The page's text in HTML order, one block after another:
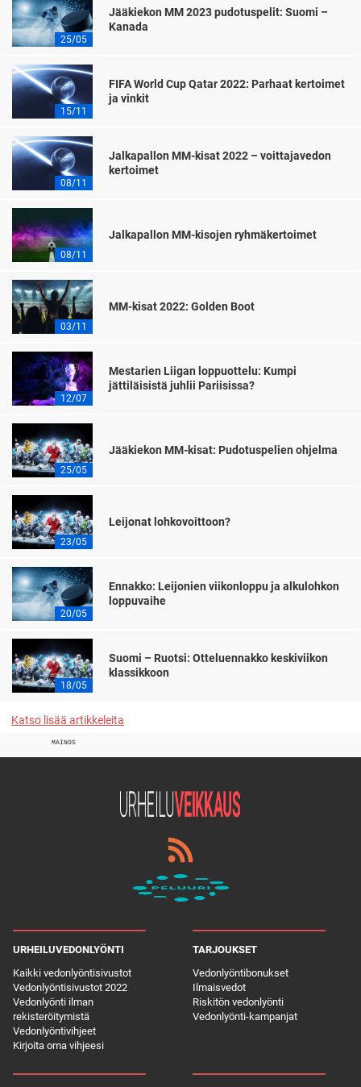
25/05
Jääkiekon MM 2023 pudotuspelit: Suomi –
Kanada
15/11
FIFA World Cup Qatar 2022: Parhaat kertoimet
ja vinkit
08/11
Jalkapallon MM-kisat 2022 – voittajavedon
kertoimet
08/11
Jalkapallon MM-kisojen ryhmäkertoimet
03/11
MM-kisat 2022: Golden Boot
12/07
Mestarien Liigan loppuottelu: Kumpi
jättiläisistä juhlii Pariisissa?
25/05
Jääkiekon MM-kisat: Pudotuspelien ohjelma
23/05
Leijonat lohkovoittoon?
20/05
Ennakko: Leijonien viikonloppu ja alkulohkon
loppuvaihe
18/05
Suomi – Ruotsi: Otteluennakko keskiviikon
klassikkoon
Katso lisää artikkeleita
MAINOS
URHEILUVEDONLYÖNTI
Kaikki vedonlyöntisivustot
Vedonlyöntisivustot 2022
Vedonlyönti ilman
rekisteröitymistä
Vedonlyöntivihjeet
Kirjoita oma vihjeesi
TARJOUKSET
Vedonlyöntibonukset
Ilmaisvedot
Riskitön vedonlyönti
Vedonlyönti-kampanjat